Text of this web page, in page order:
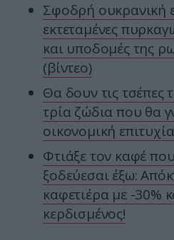
Σφοδρή ουκρανική
εκτεταμένες
και υποδομές της
(βίντεο)
Θα δουν τις τσέπες
τρία ζώδια που θα
οικονομική
Φτιάξε τον καφέ
ξοδεύεσαι έξω:
καφετιέρα με -30%
κερδισμένος!